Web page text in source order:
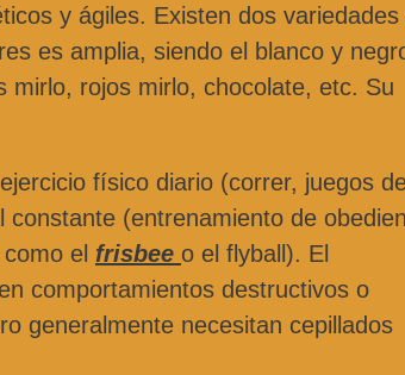
y ágiles. Existen dos variedades
es amplia, siendo el blanco y
mirlo, rojos mirlo, chocolate, etc. Su
físico diario (correr, juegos
(entrenamiento de
el frisbee o el flyball). El
comportamientos destructivos o
generalmente necesitan cepillados